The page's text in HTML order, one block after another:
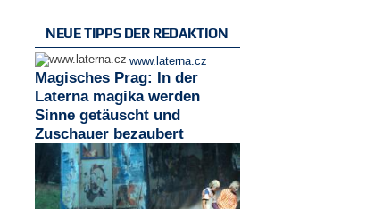
NEUE TIPPS DER REDAKTION
www.laterna.cz
Magisches Prag: In der
Laterna magika werden
Sinne getäuscht und
Zuschauer bezaubert